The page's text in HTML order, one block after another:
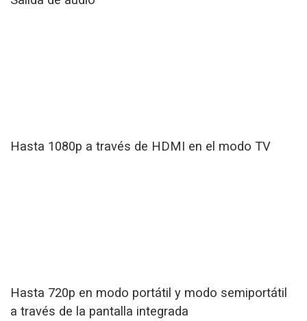
Hasta 1080p a través de HDMI en el modo TV
Hasta 720p en modo portátil y modo semiportátil
a través de la pantalla integrada